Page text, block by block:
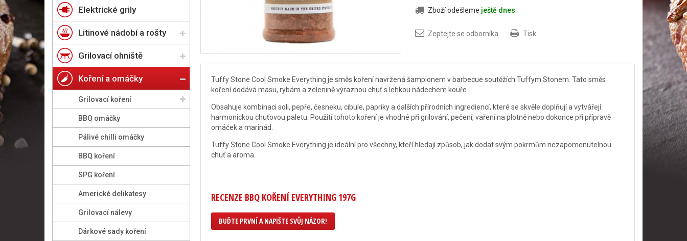
Zboží odešleme ještě dnes
Zeptejte se odborníka Tisk
Tuffy Stone Cool Smoke Everything je směs koření navržená šampionem v barbecue soutěžích Tuffym Stonem. Tato směs
koření dodává masu, rybám a zelenině výraznou chuť s lehkou nádechem kouře.
Obsahuje kombinaci soli, pepře, česneku, cibule, papriky a dalších přírodních ingrediencí, které se skvěle doplňují a vytvářejí
harmonickou chuťovou paletu. Použití tohoto koření je vhodné při grilování, pečení, vaření na plotně nebo dokonce při přípravě
omáček a marinád.
Tuffy Stone Cool Smoke Everything je ideální pro všechny, kteří hledají způsob, jak dodat svým pokrmům nezapomenutelnou
chuť a aroma.
RECENZE BBQ KOŘENÍ EVERYTHING 197G
BUĎTE PRVNÍ A NAPIŠTE SVŮJ NÁZOR!
Elektrické grily
Litinové nádobí a rošty
Grilovací ohniště
Koření a omáčky
Grilovací koření
BBQ omáčky
Pálivé chilli omáčky
BBQ koření
SPG koření
Americké delikatesy
Grilovací nálevy
Dárkové sady koření